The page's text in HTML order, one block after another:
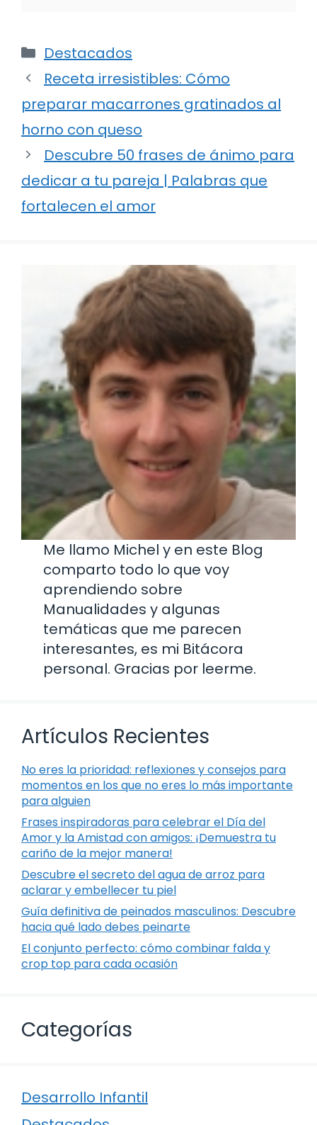
Categorías
Destacados
Receta irresistibles: Cómo
preparar macarrones gratinados al
horno con queso
Descubre 50 frases de ánimo para
dedicar a tu pareja | Palabras que
fortalecen el amor
Me llamo Michel y en este Blog
comparto todo lo que voy
aprendiendo sobre
Manualidades y algunas
temáticas que me parecen
interesantes, es mi Bitácora
personal. Gracias por leerme.
Artículos Recientes
No eres la prioridad: reflexiones y consejos para
momentos en los que no eres lo más importante
para alguien
Frases inspiradoras para celebrar el Día del
Amor y la Amistad con amigos: ¡Demuestra tu
cariño de la mejor manera!
Descubre el secreto del agua de arroz para
aclarar y embellecer tu piel
Guía definitiva de peinados masculinos: Descubre
hacia qué lado debes peinarte
El conjunto perfecto: cómo combinar falda y
crop top para cada ocasión
Categorías
Desarrollo Infantil